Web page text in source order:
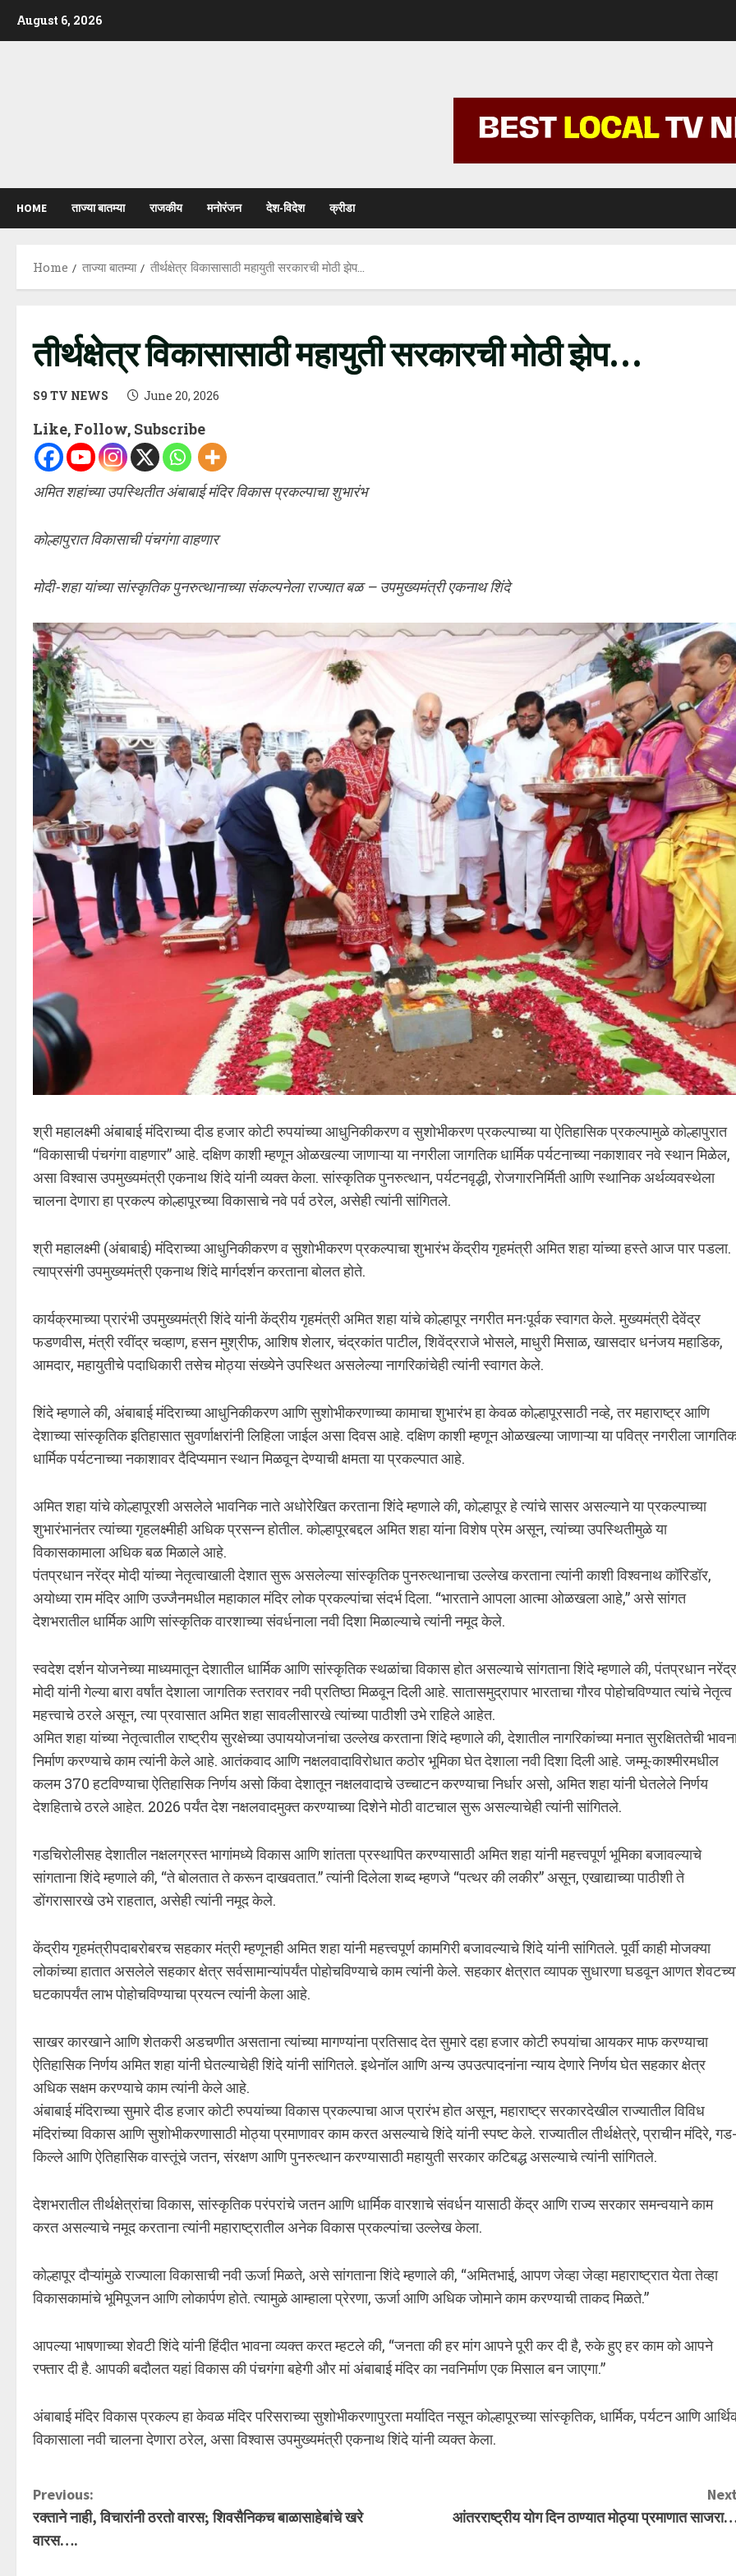
August 6, 2026
HOME ताज्या बातम्या राजकीय मनोरंजन देश-विदेश क्रीडा
Home ताज्या बातम्या तीर्थक्षेत्र विकासासाठी महायुती सरकारची मोठी झेप…
तीर्थक्षेत्र विकासासाठी महायुती सरकारची मोठी झेप…
S9 TV NEWS June 20, 2026
Like, Follow, Subscribe
अमित शहांच्या उपस्थितीत अंबाबाई मंदिर विकास प्रकल्पाचा शुभारंभ
कोल्हापुरात विकासाची पंचगंगा वाहणार
मोदी-शहा यांच्या सांस्कृतिक पुनरुत्थानाच्या संकल्पनेला राज्यात बळ – उपमुख्यमंत्री एकनाथ शिंदे
श्री महालक्ष्मी अंबाबाई मंदिराच्या दीड हजार कोटी रुपयांच्या आधुनिकीकरण व सुशोभीकरण प्रकल्पाच्या या ऐतिहासिक प्रकल्पामुळे कोल्हापुरात
“विकासाची पंचगंगा वाहणार” आहे. दक्षिण काशी म्हणून ओळखल्या जाणाऱ्या या नगरीला जागतिक धार्मिक पर्यटनाच्या नकाशावर नवे स्थान मिळेल,
असा विश्वास उपमुख्यमंत्री एकनाथ शिंदे यांनी व्यक्त केला. सांस्कृतिक पुनरुत्थान, पर्यटनवृद्धी, रोजगारनिर्मिती आणि स्थानिक अर्थव्यवस्थेला
चालना देणारा हा प्रकल्प कोल्हापूरच्या विकासाचे नवे पर्व ठरेल, असेही त्यांनी सांगितले.
श्री महालक्ष्मी (अंबाबाई) मंदिराच्या आधुनिकीकरण व सुशोभीकरण प्रकल्पाचा शुभारंभ केंद्रीय गृहमंत्री अमित शहा यांच्या हस्ते आज पार पडला.
त्याप्रसंगी उपमुख्यमंत्री एकनाथ शिंदे मार्गदर्शन करताना बोलत होते.
कार्यक्रमाच्या प्रारंभी उपमुख्यमंत्री शिंदे यांनी केंद्रीय गृहमंत्री अमित शहा यांचे कोल्हापूर नगरीत मनःपूर्वक स्वागत केले. मुख्यमंत्री देवेंद्र
फडणवीस, मंत्री रवींद्र चव्हाण, हसन मुश्रीफ, आशिष शेलार, चंद्रकांत पाटील, शिवेंद्रराजे भोसले, माधुरी मिसाळ, खासदार धनंजय महाडिक,
आमदार, महायुतीचे पदाधिकारी तसेच मोठ्या संख्येने उपस्थित असलेल्या नागरिकांचेही त्यांनी स्वागत केले.
शिंदे म्हणाले की, अंबाबाई मंदिराच्या आधुनिकीकरण आणि सुशोभीकरणाच्या कामाचा शुभारंभ हा केवळ कोल्हापूरसाठी नव्हे, तर महाराष्ट्र आणि
देशाच्या सांस्कृतिक इतिहासात सुवर्णाक्षरांनी लिहिला जाईल असा दिवस आहे. दक्षिण काशी म्हणून ओळखल्या जाणाऱ्या या पवित्र नगरीला
धार्मिक पर्यटनाच्या नकाशावर दैदिप्यमान स्थान मिळवून देण्याची क्षमता या प्रकल्पात आहे.
अमित शहा यांचे कोल्हापूरशी असलेले भावनिक नाते अधोरेखित करताना शिंदे म्हणाले की, कोल्हापूर हे त्यांचे सासर असल्याने या प्रकल्पाच्या
शुभारंभानंतर त्यांच्या गृहलक्ष्मीही अधिक प्रसन्न होतील. कोल्हापूरबद्दल अमित शहा यांना विशेष प्रेम असून, त्यांच्या उपस्थितीमुळे या
विकासकामाला अधिक बळ मिळाले आहे.
पंतप्रधान नरेंद्र मोदी यांच्या नेतृत्वाखाली देशात सुरू असलेल्या सांस्कृतिक पुनरुत्थानाचा उल्लेख करताना त्यांनी काशी विश्वनाथ कॉरिडॉर,
अयोध्या राम मंदिर आणि उज्जैनमधील महाकाल मंदिर लोक प्रकल्पांचा संदर्भ दिला. “भारताने आपला आत्मा ओळखला आहे,” असे सांगत
देशभरातील धार्मिक आणि सांस्कृतिक वारशाच्या संवर्धनाला नवी दिशा मिळाल्याचे त्यांनी नमूद केले.
स्वदेश दर्शन योजनेच्या माध्यमातून देशातील धार्मिक आणि सांस्कृतिक स्थळांचा विकास होत असल्याचे सांगताना शिंदे म्हणाले की, पंतप्रधान नरेंद्र
मोदी यांनी गेल्या बारा वर्षांत देशाला जागतिक स्तरावर नवी प्रतिष्ठा मिळवून दिली आहे. सातासमुद्रापार भारताचा गौरव पोहोचविण्यात त्यांचे नेतृत्व
महत्त्वाचे ठरले असून, त्या प्रवासात अमित शहा सावलीसारखे त्यांच्या पाठीशी उभे राहिले आहेत.
अमित शहा यांच्या नेतृत्वातील राष्ट्रीय सुरक्षेच्या उपाययोजनांचा उल्लेख करताना शिंदे म्हणाले की, देशातील नागरिकांच्या मनात सुरक्षिततेची
निर्माण करण्याचे काम त्यांनी केले आहे. आतंकवाद आणि नक्षलवादाविरोधात कठोर भूमिका घेत देशाला नवी दिशा दिली आहे. जम्मू-काश्मीरमधील
कलम 370 हटविण्याचा ऐतिहासिक निर्णय असो किंवा देशातून नक्षलवादाचे उच्चाटन करण्याचा निर्धार असो, अमित शहा यांनी घेतलेले निर्णय
देशहिताचे ठरले आहेत. 2026 पर्यंत देश नक्षलवादमुक्त करण्याच्या दिशेने मोठी वाटचाल सुरू असल्याचेही त्यांनी सांगितले.
गडचिरोलीसह देशातील नक्षलग्रस्त भागांमध्ये विकास आणि शांतता प्रस्थापित करण्यासाठी अमित शहा यांनी महत्त्वपूर्ण भूमिका बजावल्याचे
सांगताना शिंदे म्हणाले की, “ते बोलतात ते करून दाखवतात.” त्यांनी दिलेला शब्द म्हणजे “पत्थर की लकीर” असून, एखाद्याच्या पाठीशी ते
डोंगरासारखे उभे राहतात, असेही त्यांनी नमूद केले.
केंद्रीय गृहमंत्रीपदाबरोबरच सहकार मंत्री म्हणूनही अमित शहा यांनी महत्त्वपूर्ण कामगिरी बजावल्याचे शिंदे यांनी सांगितले. पूर्वी काही मोजक्या
लोकांच्या हातात असलेले सहकार क्षेत्र सर्वसामान्यांपर्यंत पोहोचविण्याचे काम त्यांनी केले. सहकार क्षेत्रात व्यापक सुधारणा घडवून आणत
घटकापर्यंत लाभ पोहोचविण्याचा प्रयत्न त्यांनी केला आहे.
साखर कारखाने आणि शेतकरी अडचणीत असताना त्यांच्या मागण्यांना प्रतिसाद देत सुमारे दहा हजार कोटी रुपयांचा आयकर माफ करण्याचा
ऐतिहासिक निर्णय अमित शहा यांनी घेतल्याचेही शिंदे यांनी सांगितले. इथेनॉल आणि अन्य उपउत्पादनांना न्याय देणारे निर्णय घेत सहकार क्षेत्र
अधिक सक्षम करण्याचे काम त्यांनी केले आहे.
अंबाबाई मंदिराच्या सुमारे दीड हजार कोटी रुपयांच्या विकास प्रकल्पाचा आज प्रारंभ होत असून, महाराष्ट्र सरकारदेखील राज्यातील विविध
मंदिरांच्या विकास आणि सुशोभीकरणासाठी मोठ्या प्रमाणावर काम करत असल्याचे शिंदे यांनी स्पष्ट केले. राज्यातील तीर्थक्षेत्रे, प्राचीन मंदिरे, गड-
किल्ले आणि ऐतिहासिक वास्तूंचे जतन, संरक्षण आणि पुनरुत्थान करण्यासाठी महायुती सरकार कटिबद्ध असल्याचे त्यांनी सांगितले.
देशभरातील तीर्थक्षेत्रांचा विकास, सांस्कृतिक परंपरांचे जतन आणि धार्मिक वारशाचे संवर्धन यासाठी केंद्र आणि राज्य सरकार समन्वयाने काम
करत असल्याचे नमूद करताना त्यांनी महाराष्ट्रातील अनेक विकास प्रकल्पांचा उल्लेख केला.
कोल्हापूर दौऱ्यांमुळे राज्याला विकासाची नवी ऊर्जा मिळते, असे सांगताना शिंदे म्हणाले की, “अमितभाई, आपण जेव्हा जेव्हा महाराष्ट्रात येता तेव्हा
विकासकामांचे भूमिपूजन आणि लोकार्पण होते. त्यामुळे आम्हाला प्रेरणा, ऊर्जा आणि अधिक जोमाने काम करण्याची ताकद मिळते.”
आपल्या भाषणाच्या शेवटी शिंदे यांनी हिंदीत भावना व्यक्त करत म्हटले की, “जनता की हर मांग आपने पूरी कर दी है, रुके हुए हर काम को आपने
रफ्तार दी है. आपकी बदौलत यहां विकास की पंचगंगा बहेगी और मां अंबाबाई मंदिर का नवनिर्माण एक मिसाल बन जाएगा.”
अंबाबाई मंदिर विकास प्रकल्प हा केवळ मंदिर परिसराच्या सुशोभीकरणापुरता मर्यादित नसून कोल्हापूरच्या सांस्कृतिक, धार्मिक, पर्यटन आणि
विकासाला नवी चालना देणारा ठरेल, असा विश्वास उपमुख्यमंत्री एकनाथ शिंदे यांनी व्यक्त केला.
C
o
Previous:
रक्ताने नाही, विचारांनी ठरतो वारस; शिवसैनिकच बाळासाहेबांचे खरे
वारस….
आंतरराष्ट्रीय योग दिन ठाण्यात मोठ्या प्रमाणात